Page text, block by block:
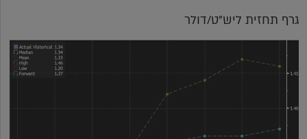
גרף תחזית ליש"ט/דולר